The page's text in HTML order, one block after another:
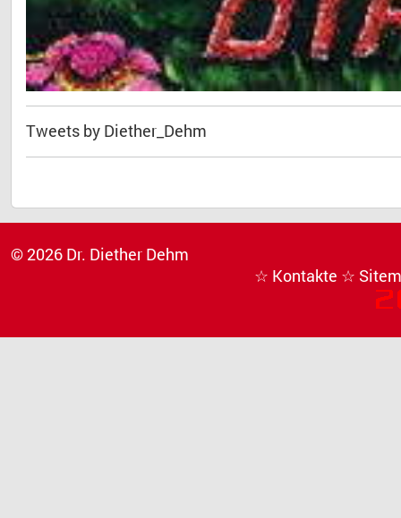
Tweets by Diether_Dehm
© 2026 Dr. Diether Dehm
☆ Kontakte ☆